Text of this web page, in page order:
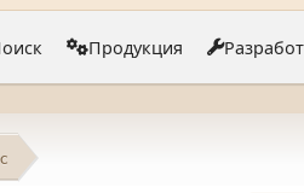
Продукция